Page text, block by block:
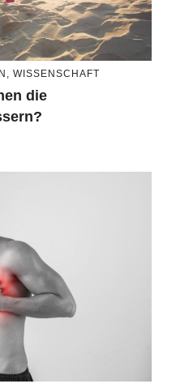
, WISSENSCHAFT
die